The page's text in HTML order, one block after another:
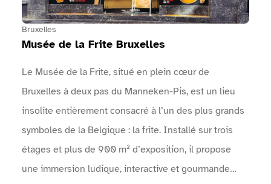
langue des signes réalisée par Surdimobil, présente
l'événement sur le site internet de l'événement
Bruxelles
Musée de la Frite Bruxelles
Le Musée de la Frite, situé en plein cœur de
Bruxelles à deux pas du Manneken-Pis, est un lieu
insolite entièrement consacré à l’un des plus grands
symboles de la Belgique : la frite. Installé sur trois
étages et plus de 900 m² d’exposition, il propose
une immersion ludique, interactive et gourmande